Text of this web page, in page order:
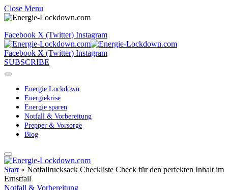
Close Menu
Facebook X (Twitter) Instagram
Facebook X (Twitter) Instagram
SUBSCRIBE
Energie Lockdown
Energiekrise
Energie sparen
Notfall & Vorbereitung
Prepper & Vorsorge
Blog
Start » Notfallrucksack Checkliste Check für den perfekten Inhalt im
Ernstfall
Notfall & Vorbereitung